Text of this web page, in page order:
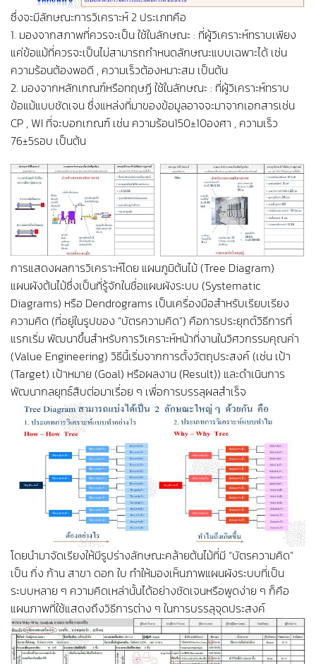
ซึ่งจะมีลักษณะการวิเคราะห์ 2 ประเภทคือ
1. มองจากสภาพที่ควรจะเป็น ใช้ในลักษณะ : ที่ผู้วิเคราะห์ทราบเพียง
แค่ข้อแม้ที่ควรจะเป็นไม่สามารถกำหนดลักษณะแบบเฉพาะได้ เช่น
ความร้อนต้องพอดี , ความเร็วต้องหมาะสม เป็นต้น
2. มองจากหลักเกณฑ์หรือทฤษฏี ใช้ในลักษณะ : ที่ผู้วิเคราะห์ทราบ
ข้อแม้แบบชัดเจน ซึ่งแหล่งที่มาของข้อมูลอาจจะมาจากเอกสารเช่น
CP , WI ที่จะบอกเกณฑ์ เช่น ความร้อน150±10องศา , ความเร็ว
76±5รอบ เป็นต้น
การแสดงผลการวิเคราะห์โดย แผนภูมิต้นไม้ (Tree Diagram)
แผนผังต้นไม้ซึ่งเป็นที่รู้จักในชื่อแผนผังระบบ (Systematic
Diagrams) หรือ Dendrograms เป็นเครื่องมือสำหรับเรียบเรียง
ความคิด (ที่อยู่ในรูปของ “บัตรความคิด”) คือการประยุกต์วิธีการที่
แรกเริ่ม พัฒนาขึ้นสำหรับการวิเคราะห์หน้าที่งานในวิศวกรรมคุณค่า
(Value Engineering) วิธีนี้เริ่มจากการตั้งวัตถุประสงค์ (เช่น เป้า
(Target) เป้าหมาย (Goal) หรือผลงาน (Result)) และดำเนินการ
พัฒนากลยุทธ์สืบต่อมาเรื่อย ๆ เพื่อการบรรลุผลสำเร็จ
โดยนำมาจัดเรียงให้มีรูปร่างลักษณะคล้ายต้นไม้ที่มี “บัตรความคิด”
เป็น กิ่ง ก้าน สาขา ดอก ใบ ทำให้มองเห็นภาพแผนผังระบบที่เป็น
ระบบหลาย ๆ ความคิดเหล่านั้นได้อย่างชัดเจนหรือพูดง่าย ๆ ก็คือ
แผนภาพที่ใช้แสดงถึงวิธีการต่าง ๆ ในการบรรลุจุดประสงค์